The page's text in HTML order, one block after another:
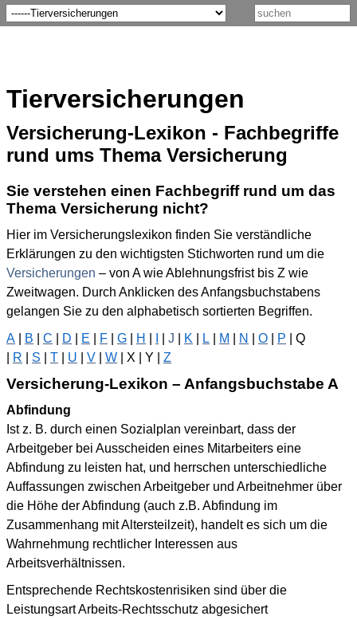
Tierversicherungen
Versicherung-Lexikon - Fachbegriffe
rund ums Thema Versicherung
Sie verstehen einen Fachbegriff rund um das
Thema Versicherung nicht?
Hier im Versicherungslexikon finden Sie verständliche
Erklärungen zu den wichtigsten Stichworten rund um die
Versicherungen – von A wie Ablehnungsfrist bis Z wie
Zweitwagen. Durch Anklicken des Anfangsbuchstabens
gelangen Sie zu den alphabetisch sortierten Begriffen.
A
B C D E F G H J K L M N O P | Q
R S T U V W | X | Y | Z
Versicherung-Lexikon – Anfangsbuchstabe A
Abfindung
Ist z. B. durch einen Sozialplan vereinbart, dass der
Arbeitgeber bei Ausscheiden eines Mitarbeiters eine
Abfindung zu leisten hat, und herrschen unterschiedliche
Auffassungen zwischen Arbeitgeber und Arbeitnehmer über
die Höhe der Abfindung (auch z.B. Abfindung im
Zusammenhang mit Altersteilzeit), handelt es sich um die
Wahrnehmung rechtlicher Interessen aus
Arbeitsverhältnissen.
Entsprechende Rechtskostenrisiken sind über die
Leistungsart Arbeits-Rechtsschutz abgesichert